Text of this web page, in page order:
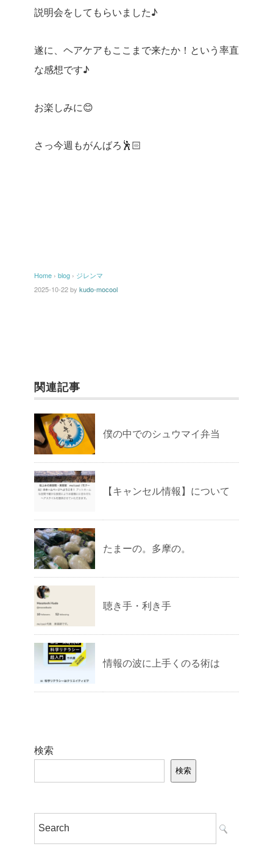
説明会をしてもらいました♪
遂に、ヘアケアもここまで来たか！という率直
な感想です♪
お楽しみに😊
さっ今週もがんばろ🕺🏻
Home › blog › ジレンマ
2025-10-22by kudo-mocool
関連記事
僕の中でのシュウマイ弁当
【キャンセル情報】について
たまーの。多摩の。
聴き手・利き手
情報の波に上手くのる術は
検索
検索